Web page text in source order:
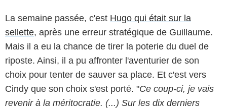
La semaine passée, c'est Hugo qui était sur la
sellette, après une erreur stratégique de Guillaume.
Mais il a eu la chance de tirer la poterie du duel de
riposte. Ainsi, il a pu affronter l'aventurier de son
choix pour tenter de sauver sa place. Et c'est vers
Cindy que son choix s'est porté. "Ce coup-ci, je vais
revenir à la méritocratie. (...) Sur les dix derniers